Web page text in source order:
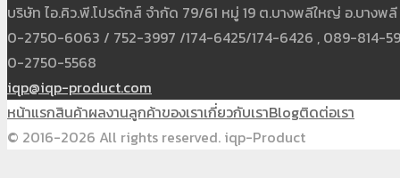
บริษัท ไอ.คิว.พี.โปรดักส์ จำกัด 79/61 หมู่ 19 ต.บางพลีใหญ่ อ.บางพ
0-2750-6063 / 752-3997 /174-6425/174-6426 , 089-814-
0-2750-5568
iqp@iqp-product.com
หน้าแรกสินค้าผลงานลูกค้าของเราเกี่ยวกับเราBlogติดต่อเรา
© 2016-2026 All rights reserved. iqp-Product